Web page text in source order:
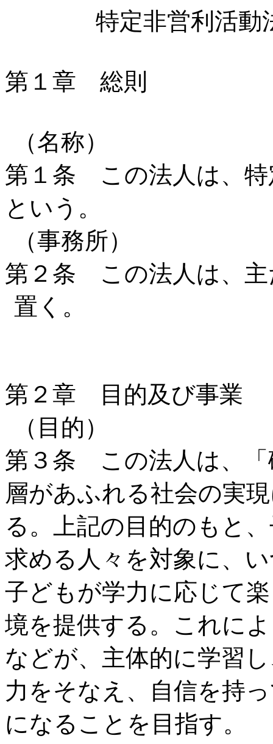
特定非営利活
第１章 総則
（名称）
第１条 この法人は、特
という。
（事務所）
第２条 この法人は、主
置く。
第２章 目的及び事業
（目的）
第３条 この法人は、「
層があふれる社会の実
る。上記の目的のもと
求める人々を対象に、
子どもが学力に応じて
境を提供する。これに
などが、主体的に学習
力をそなえ、自信を持
になることを目指す。